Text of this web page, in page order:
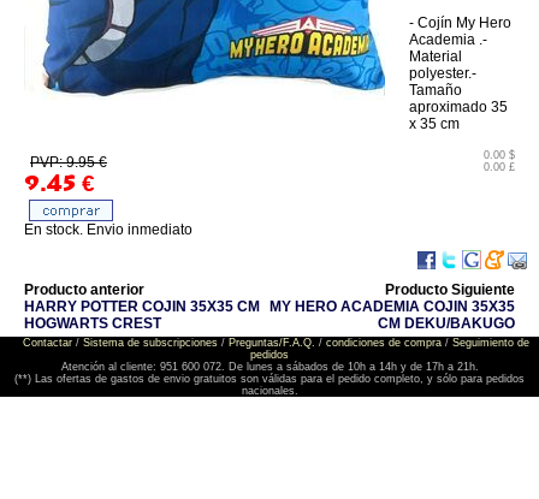
- Cojín My Hero
Academia .-
Material
polyester.-
Tamaño
aproximado 35
x 35 cm
PVP: 9.95 €
9.45 €
0.00 $
0.00 £
En stock. Envio inmediato
Producto anterior
HARRY POTTER COJIN 35X35 CM
HOGWARTS CREST
Producto Siguiente
MY HERO ACADEMIA COJIN 35X35
CM DEKU/BAKUGO
Contactar/ Sistema de subscripciones/ Preguntas/F.A.Q. / condiciones de compra/ Seguimiento de
pedidos
Atención al cliente: 951 600 072. De lunes a sábados de 10h a 14h y de 17h a 21h.
(**) Las ofertas de gastos de envio gratuitos son válidas para el pedido completo, y sólo para pedidos
nacionales.